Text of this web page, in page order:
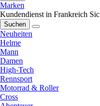
Marken
Kundendienst in Frankreich
Suchen
Neuheiten
Helme
Mann
Damen
High-Tech
Rennsport
Motorrad & Roller
Cross